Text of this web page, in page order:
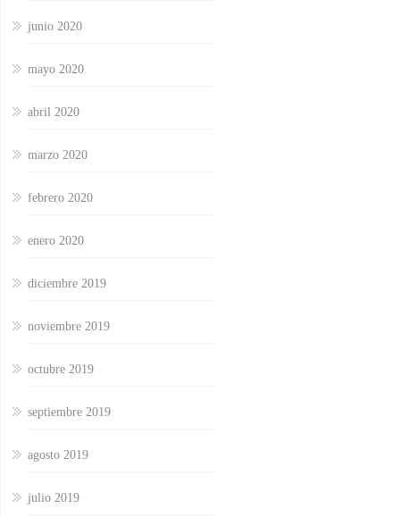
junio 2020
mayo 2020
abril 2020
marzo 2020
febrero 2020
enero 2020
diciembre 2019
noviembre 2019
octubre 2019
septiembre 2019
agosto 2019
julio 2019